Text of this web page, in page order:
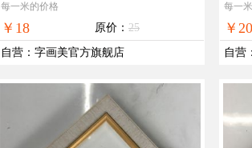
每一米的价格
￥18 原价： 25
自营 ： 字画美官方旗舰店
每一
￥20
自营 ：